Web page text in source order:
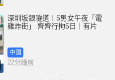
深圳坂銀隧道︱5男女午夜「電
雞炸街」 齊齊行拘5日｜有片
中國
22分鐘前